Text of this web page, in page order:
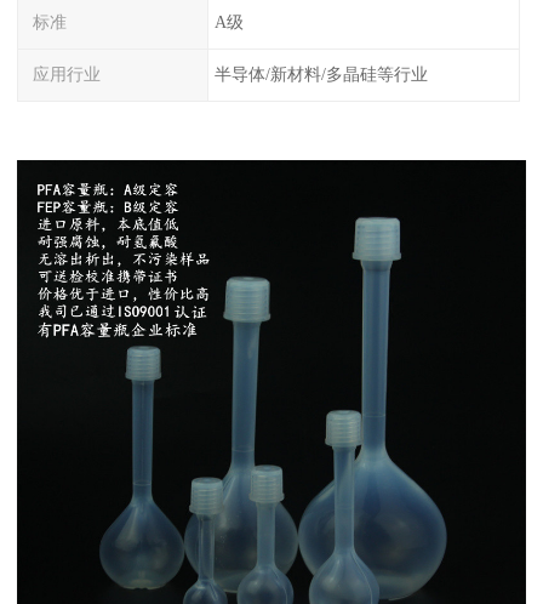
标准 A级
应用行业 半导体/新材料/多晶硅等行业